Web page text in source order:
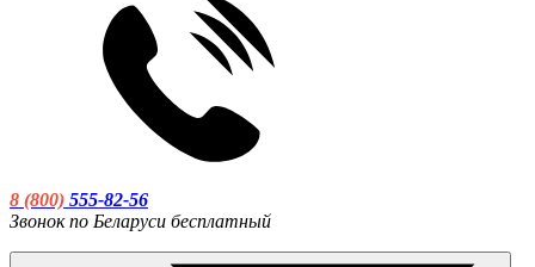
8 (800) 555-82-56
Звонок по Беларуси бесплатный